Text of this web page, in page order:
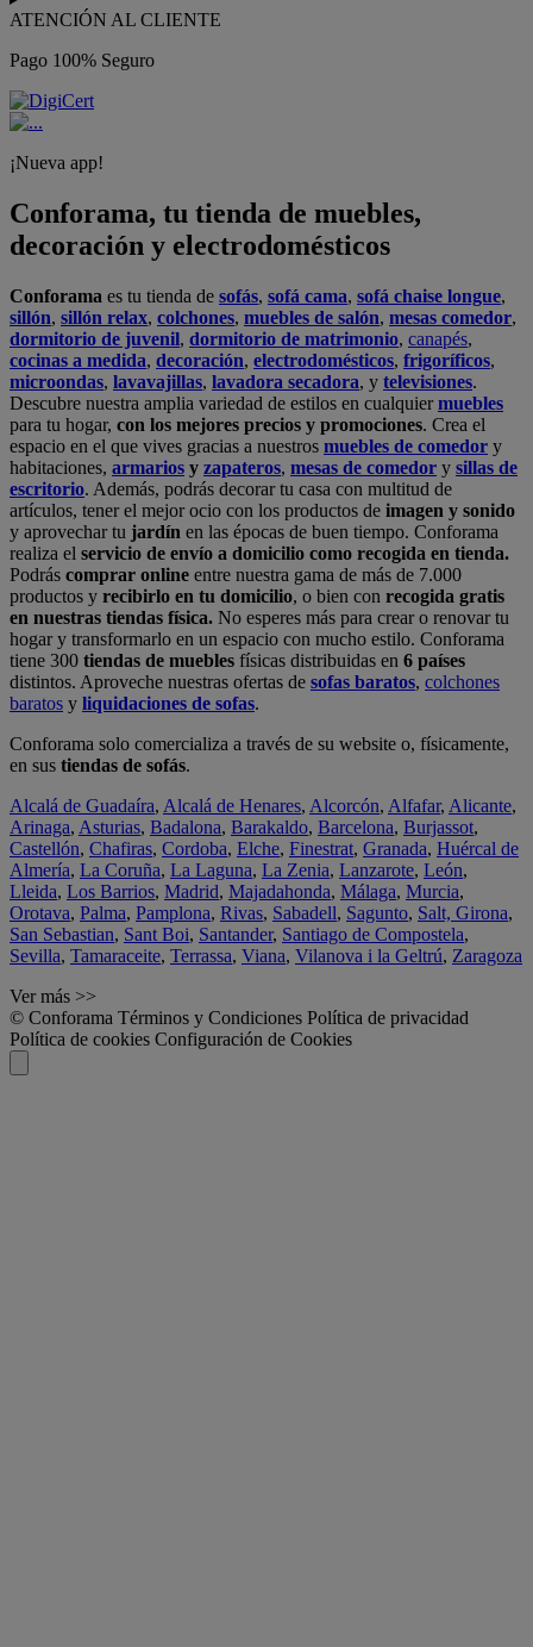
ATENCIÓN AL CLIENTE
Pago 100% Seguro
¡Nueva app!
Conforama, tu tienda de muebles,
decoración y electrodomésticos
Conforama es tu tienda de sofás, sofá cama, sofá chaise longue,
sillón, sillón relax, colchones, muebles de salón, mesas comedor,
dormitorio de juvenil, dormitorio de matrimonio, canapés,
cocinas a medida, decoración, electrodomésticos, frigoríficos,
microondas, lavavajillas, lavadora secadora, y televisiones.
Descubre nuestra amplia variedad de estilos en cualquiermuebles
para tu hogar, con los mejores precios y promociones. Crea el
espacio en el que vives gracias a nuestros muebles de comedor y
habitaciones, armarios y zapateros, mesas de comedor y sillas de
escritorio. Además, podrás decorar tu casa con multitud de
artículos, tener el mejor ocio con los productos de imagen y sonido
y aprovechar tu jardín en las épocas de buen tiempo. Conforama
realiza el servicio de envío a domicilio como recogida en tienda.
Podrás comprar online entre nuestra gama de más de 7.000
productos y recibirlo en tu domicilio, o bien con recogida gratis
en nuestras tiendas física. No esperes más para crear o renovar tu
hogar y transformarlo en un espacio con mucho estilo. Conforama
tiene 300 tiendas de muebles físicas distribuidas en 6 países
distintos. Aproveche nuestras ofertas de sofas baratos, colchones
baratos y liquidaciones de sofas.
Conforama solo comercializa a través de su website o, físicamente,
en sus tiendas de sofás.
Alcalá de Guadaíra, Alcalá de Henares, Alcorcón, Alfafar, Alicante,
Arinaga, Asturias, Badalona, Barakaldo, Barcelona, Burjassot,
Castellón, Chafiras, Cordoba, Elche, Finestrat, Granada, Huércal de
Almería, La Coruña, La Laguna, La Zenia, Lanzarote, León,
Lleida, Los Barrios, Madrid, Majadahonda, Málaga, Murcia,
Orotava, Palma, Pamplona, Rivas, Sabadell, Sagunto, Salt, Girona,
San Sebastian, Sant Boi, Santander, Santiago de Compostela,
Sevilla, Tamaraceite, Terrassa, Viana, Vilanova i la Geltrú, Zaragoza
Ver más >>
© Conforama Términos y Condiciones Política de privacidad
Política de cookies Configuración de Cookies